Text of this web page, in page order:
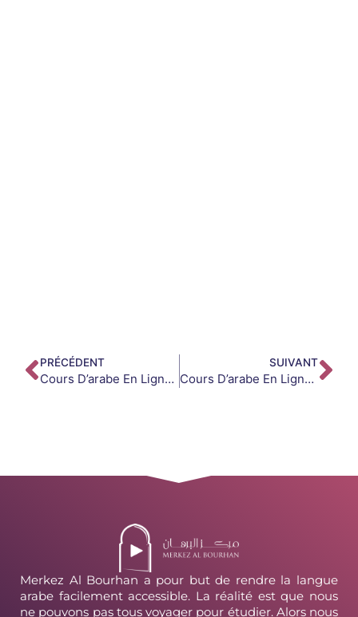
PRÉCÉDENT
Cours D’arabe En Ligne : Comment Choisir Une Formation Fiable Et Sérieuse ?
SUIVANT
Cours D’arabe En Ligne Vs Cours Présentiel : Quel Choix Est Le Meilleur Pour Toi ?
Merkez Al Bourhan a pour but de rendre la langue
arabe facilement accessible. La réalité est que nous
ne pouvons pas tous voyager pour étudier. Alors nous